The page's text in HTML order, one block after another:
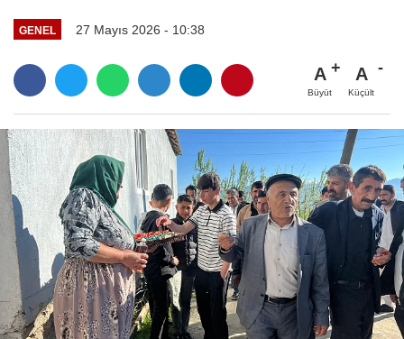
GENEL 27 Mayıs 2026 - 10:38
A
Büyüt
A
Küçült